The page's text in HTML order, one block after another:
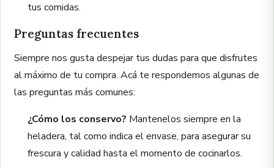
tus comidas.
Preguntas frecuentes
Siempre nos gusta despejar tus dudas para que disfrutes
al máximo de tu compra. Acá te respondemos algunas de
las preguntas más comunes:
¿Cómo los conservo? Mantenelos siempre en la
heladera, tal como indica el envase, para asegurar su
frescura y calidad hasta el momento de cocinarlos.